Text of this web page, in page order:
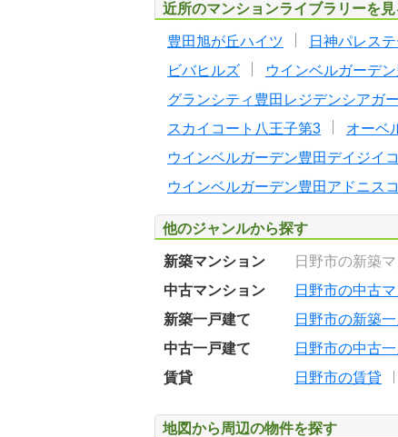
近所のマンションライブラリーを見
豊田旭が丘ハイツ 日神パレス
ビバヒルズ
ウインベルガーデ
グランシティ豊田レジデンシアガ
スカイコート八王子第3
オーベ
ウインベルガーデン豊田デイジイ
ウインベルガーデン豊田アドニス
他のジャンルから探す
新築マンション 日野市の新築
中古マンション
日野市の中古
新築一戸建て
日野市の新築
中古一戸建て
日野市の中古
賃貸
日野市の賃貸
地図から周辺の物件を探す